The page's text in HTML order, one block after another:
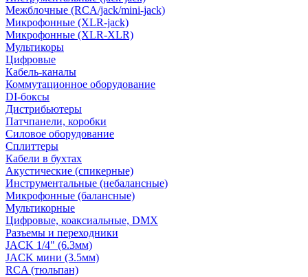
Межблочные (RCA/jack/mini-jack)
Микрофонные (XLR-jack)
Микрофонные (XLR-XLR)
Мультикоры
Цифровые
Кабель-каналы
Коммутационное оборудование
DI-боксы
Дистрибьютеры
Патчпанели, коробки
Силовое оборудование
Сплиттеры
Кабели в бухтах
Акустические (спикерные)
Инструментальные (небалансные)
Микрофонные (балансные)
Мультикорные
Цифровые, коаксиальные, DMX
Разъемы и переходники
JACK 1/4" (6.3мм)
JACK мини (3.5мм)
RCA (тюльпан)